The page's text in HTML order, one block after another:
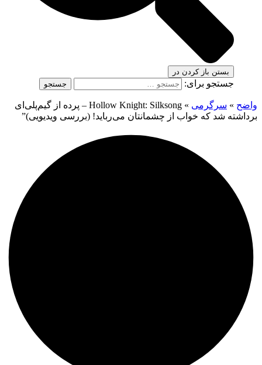
بستن باز کردن در
جستجو برای:
واضح » سرگرمی »
Hollow Knight: Silksong – پرده از گیم‌پلی‌ای
برداشته شد که خواب از چشمانتان می‌رباید! (بررسی ویدیویی)”